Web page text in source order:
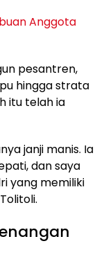
Anggota
pesantren,
hingga strata
itu telah ia
janji manis. Ia
dan saya
yang memiliki